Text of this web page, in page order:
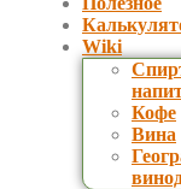
Wiki
Кофе
Вина